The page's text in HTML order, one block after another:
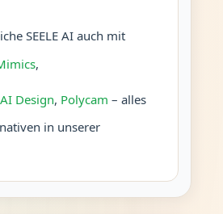
SEELE AI auch mit
,
Design, Polycam – alles
in unserer